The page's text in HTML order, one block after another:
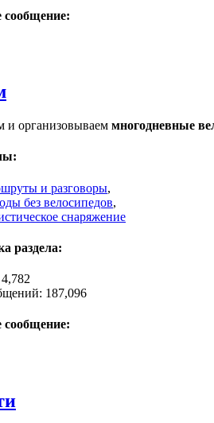
сообщение:
и организовываем многодневные
и разговоры,
без велосипедов,
снаряжение
раздела:
187,096
сообщение: